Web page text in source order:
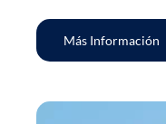
Más Información